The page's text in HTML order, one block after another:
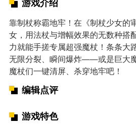
游戏介绍
靠制杖称霸地牢！在《制杖少女的
女，用法杖与增幅效果的无数种搭
力就能手搓专属超强魔杖！条条大
无限分裂、瞬间爆炸——或是巨大
魔杖们一键清屏、杀穿地牢吧！
编辑点评
游戏特色